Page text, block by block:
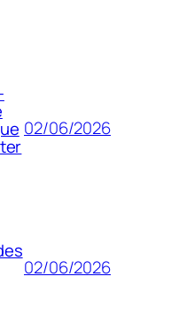
02/06/2026
02/06/2026